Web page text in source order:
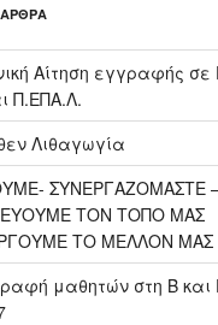
Αίτηση εγγραφής σε
Π.ΕΠΑ.Λ.
Λιθαγωγία
ΣΥΝΕΡΓΑΖΟΜΑΣΤΕ
ΤΟΝ ΤΟΠΟ ΜΑΣ
ΤΟ ΜΕΛΛΟΝ ΜΑΣ
μαθητών στη Β και